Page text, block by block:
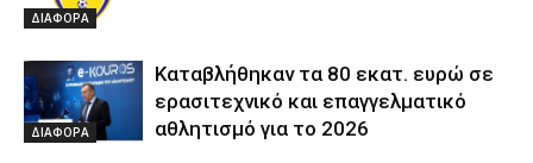
ΔΙΑΦΟΡΑ
ΔΙΑΦΟΡΑ
Καταβλήθηκαν τα 80 εκατ. ευρώ σε
ερασιτεχνικό και επαγγελματικό
αθλητισμό για το 2026